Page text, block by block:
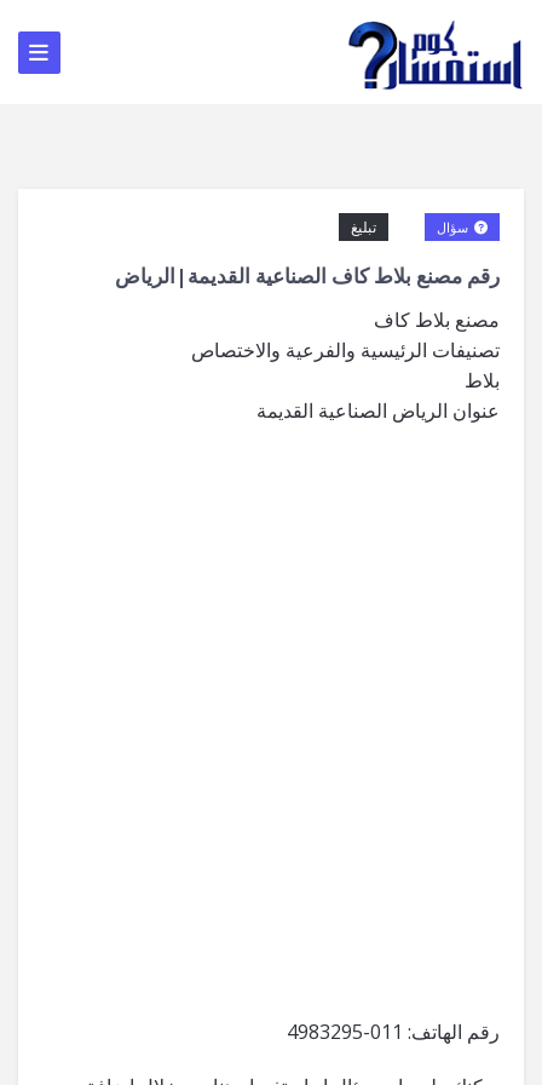
رقم مصنع بلاط كاف الصناعية القديمة|الرياض
تبليغ سؤال
مصنع بلاط كاف
تصنيفات الرئيسية والفرعية والاختصاص
بلاط
عنوان الرياض الصناعية القديمة
رقم الهاتف: 011-4983295